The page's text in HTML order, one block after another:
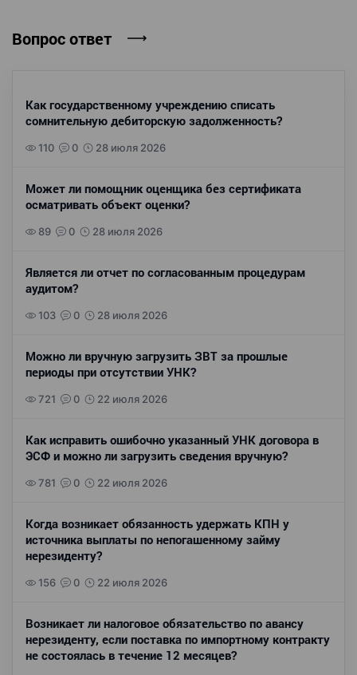
Вопрос ответ
Как государственному учреждению списать
сомнительную дебиторскую задолженность?
110 0 28 июля 2026
Может ли помощник оценщика без сертификата
осматривать объект оценки?
89 0 28 июля 2026
Является ли отчет по согласованным процедурам
аудитом?
103 0 28 июля 2026
Можно ли вручную загрузить ЗВТ за прошлые
периоды при отсутствии УНК?
721 0 22 июля 2026
Как исправить ошибочно указанный УНК договора в
ЭСФ и можно ли загрузить сведения вручную?
781 0 22 июля 2026
Когда возникает обязанность удержать КПН у
источника выплаты по непогашенному займу
нерезиденту?
156 0 22 июля 2026
Возникает ли налоговое обязательство по авансу
нерезиденту, если поставка по импортному контракту
не состоялась в течение 12 месяцев?